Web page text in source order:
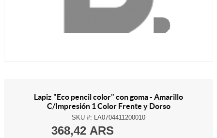
Lapiz "Eco pencil color" con goma - Amarillo
C/Impresión 1 Color Frente y Dorso
SKU #: LA0704411200010
368,42 ARS